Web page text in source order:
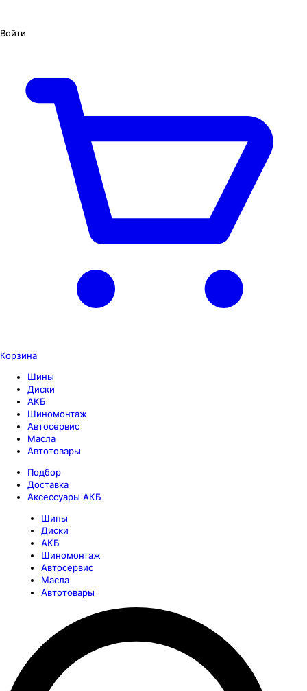
Войти
Корзина
Шины
Диски
АКБ
Шиномонтаж
Автосервис
Масла
Автотовары
Подбор
Доставка
Аксессуары АКБ
Шины
Диски
АКБ
Шиномонтаж
Автосервис
Масла
Автотовары